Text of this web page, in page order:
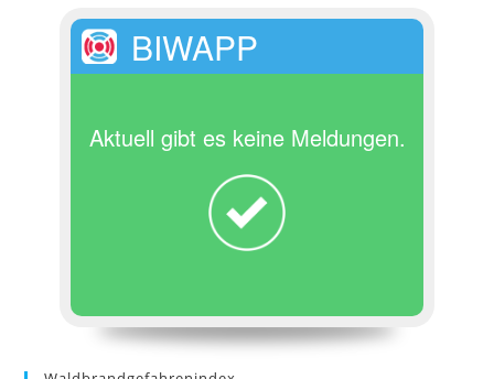
BIWAPP
Aktuell gibt es keine Meldungen.